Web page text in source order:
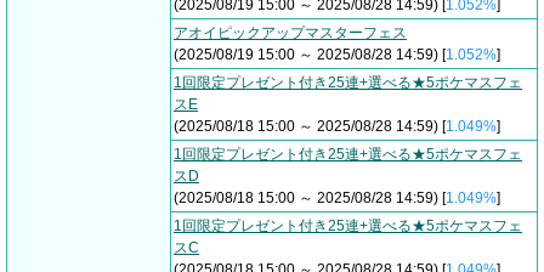
(2025/08/19 15:00 ～ 2025/08/28 14:59) [1.052%]
アオイピックアップマスターフェス
(2025/08/19 15:00 ～ 2025/08/28 14:59) [1.052%]
1回限定プレゼント付き25連+選べる★5ポケマスフェ
スE
(2025/08/18 15:00 ～ 2025/08/28 14:59) [1.049%]
1回限定プレゼント付き25連+選べる★5ポケマスフェ
スD
(2025/08/18 15:00 ～ 2025/08/28 14:59) [1.049%]
1回限定プレゼント付き25連+選べる★5ポケマスフェ
スC